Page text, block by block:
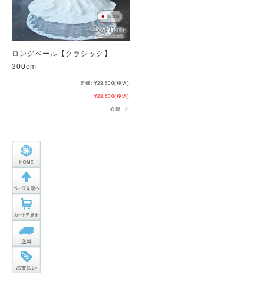
ロングベール【クラシック】
300cm
定価: ¥28,600(税込)
¥28,600(税込)
在庫 △